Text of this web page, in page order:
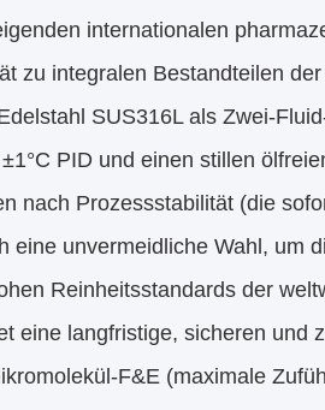
internationalen
zu integralen Bestandteilen
SUS316L als Zwei-
PID und einen stillen
nach Prozessstabilität (die
eine unvermeidliche Wahl, um
Reinheitsstandards der
eine langfristige, sicheren und
F&E (maximale